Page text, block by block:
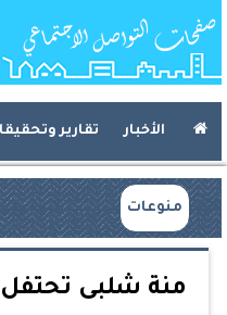
الأخبار تقارير
منوعات